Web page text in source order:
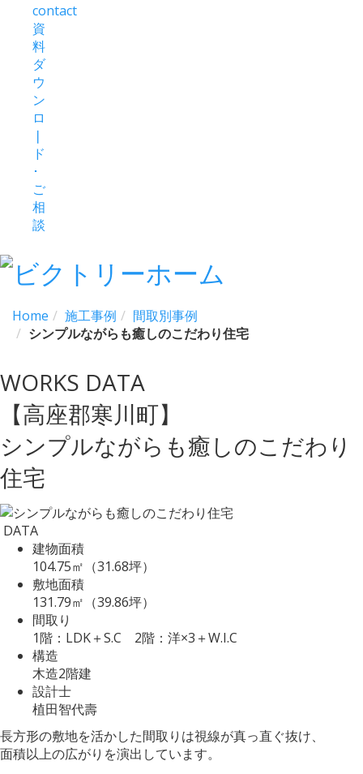
contact
資
料
ダ
ウ
ン
ロ
❘
ド
･
ご
相
談
Home 施工事例
間取別事例
シンプルながらも癒しのこだわり住宅
WORKS DATA
【高座郡寒川町】
シンプルながらも癒しのこだわり
住宅
DATA
建物面積
104.75㎡（31.68坪）
敷地面積
131.79㎡（39.86坪）
間取り
1階：LDK＋S.C 2階：洋×3＋W.I.C
構造
木造2階建
設計士
植田智代壽
長方形の敷地を活かした間取りは視線が真っ直ぐ抜け、
面積以上の広がりを演出しています。